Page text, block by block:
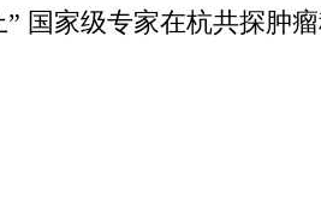
” 国家级专家在杭共探肿